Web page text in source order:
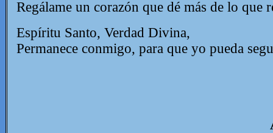
Regálame un corazón que dé más de lo que
Espíritu Santo, Verdad Divina,
Permanece conmigo, para que yo pueda